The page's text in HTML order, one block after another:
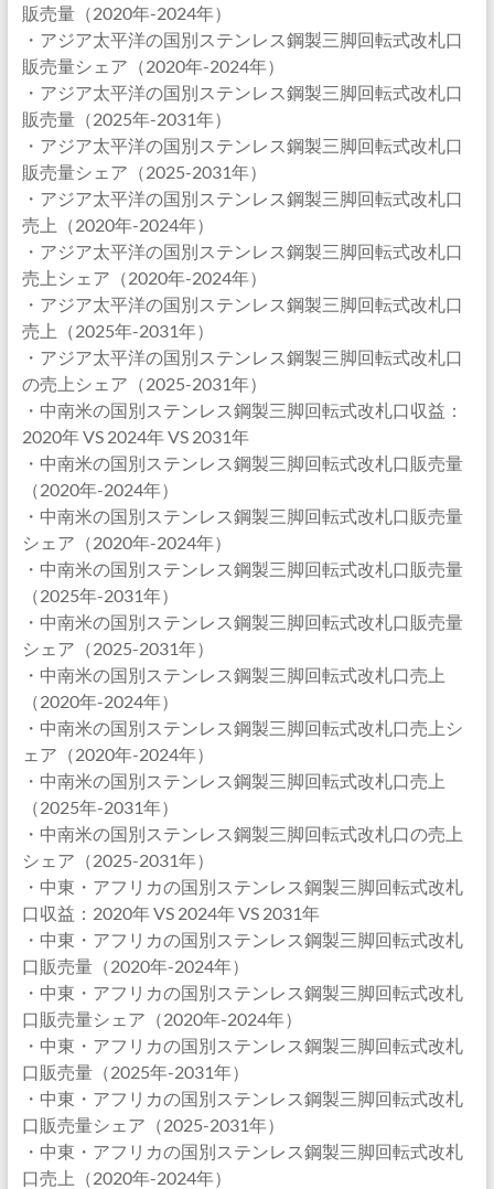
販売量（2020年-2024年）
・アジア太平洋の国別ステンレス鋼製三脚回転式改札口
販売量シェア（2020年-2024年）
・アジア太平洋の国別ステンレス鋼製三脚回転式改札口
販売量（2025年-2031年）
・アジア太平洋の国別ステンレス鋼製三脚回転式改札口
販売量シェア（2025-2031年）
・アジア太平洋の国別ステンレス鋼製三脚回転式改札口
売上（2020年-2024年）
・アジア太平洋の国別ステンレス鋼製三脚回転式改札口
売上シェア（2020年-2024年）
・アジア太平洋の国別ステンレス鋼製三脚回転式改札口
売上（2025年-2031年）
・アジア太平洋の国別ステンレス鋼製三脚回転式改札口
の売上シェア（2025-2031年）
・中南米の国別ステンレス鋼製三脚回転式改札口収益：
2020年 VS 2024年 VS 2031年
・中南米の国別ステンレス鋼製三脚回転式改札口販売量
（2020年-2024年）
・中南米の国別ステンレス鋼製三脚回転式改札口販売量
シェア（2020年-2024年）
・中南米の国別ステンレス鋼製三脚回転式改札口販売量
（2025年-2031年）
・中南米の国別ステンレス鋼製三脚回転式改札口販売量
シェア（2025-2031年）
・中南米の国別ステンレス鋼製三脚回転式改札口売上
（2020年-2024年）
・中南米の国別ステンレス鋼製三脚回転式改札口売上シ
ェア（2020年-2024年）
・中南米の国別ステンレス鋼製三脚回転式改札口売上
（2025年-2031年）
・中南米の国別ステンレス鋼製三脚回転式改札口の売上
シェア（2025-2031年）
・中東・アフリカの国別ステンレス鋼製三脚回転式改札
口収益：2020年 VS 2024年 VS 2031年
・中東・アフリカの国別ステンレス鋼製三脚回転式改札
口販売量（2020年-2024年）
・中東・アフリカの国別ステンレス鋼製三脚回転式改札
口販売量シェア（2020年-2024年）
・中東・アフリカの国別ステンレス鋼製三脚回転式改札
口販売量（2025年-2031年）
・中東・アフリカの国別ステンレス鋼製三脚回転式改札
口販売量シェア（2025-2031年）
・中東・アフリカの国別ステンレス鋼製三脚回転式改札
口売上（2020年-2024年）